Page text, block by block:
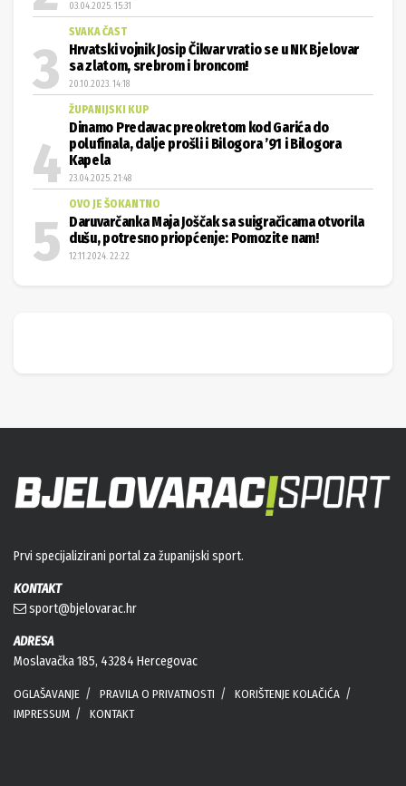
03.04.2025. 15:31
SVAKA ČAST
Hrvatski vojnik Josip Čikvar vratio se u NK Bjelovar
sa zlatom, srebrom i broncom!
20.10.2023. 14:18
ŽUPANIJSKI KUP
Dinamo Predavac preokretom kod Garića do
polufinala, dalje prošli i Bilogora ’91 i Bilogora
Kapela
23.04.2025. 21:48
OVO JE ŠOKANTNO
Daruvarčanka Maja Joščak sa suigračicama otvorila
dušu, potresno priopćenje: Pomozite nam!
12.11.2024. 22:22
Prvi specijalizirani portal za županijski sport.
KONTAKT
sport@bjelovarac.hr
ADRESA
Moslavačka 185, 43284 Hercegovac
OGLAŠAVANJE PRAVILA O PRIVATNOSTI
KORIŠTENJE KOLAČIĆA
IMPRESSUM
KONTAKT